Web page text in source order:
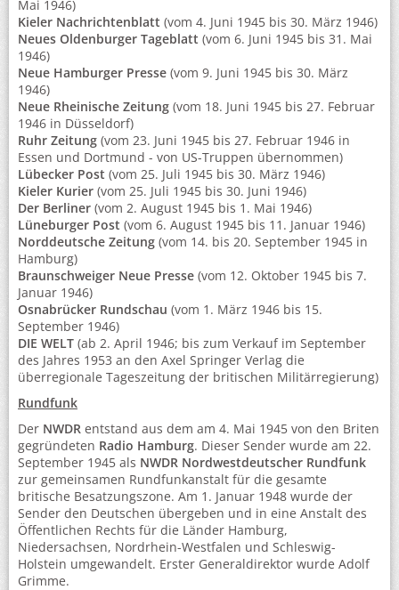
Mai 1946)
Kieler Nachrichtenblatt (vom 4. Juni 1945 bis 30. März 1946)
Neues Oldenburger Tageblatt (vom 6. Juni 1945 bis 31. Mai
1946)
Neue Hamburger Presse (vom 9. Juni 1945 bis 30. März
1946)
Neue Rheinische Zeitung (vom 18. Juni 1945 bis 27. Februar
1946 in Düsseldorf)
Ruhr Zeitung (vom 23. Juni 1945 bis 27. Februar 1946 in
Essen und Dortmund - von US-Truppen übernommen)
Lübecker Post (vom 25. Juli 1945 bis 30. März 1946)
Kieler Kurier (vom 25. Juli 1945 bis 30. Juni 1946)
Der Berliner (vom 2. August 1945 bis 1. Mai 1946)
Lüneburger Post (vom 6. August 1945 bis 11. Januar 1946)
Norddeutsche Zeitung (vom 14. bis 20. September 1945 in
Hamburg)
Braunschweiger Neue Presse (vom 12. Oktober 1945 bis 7.
Januar 1946)
Osnabrücker Rundschau (vom 1. März 1946 bis 15.
September 1946)
DIE WELT (ab 2. April 1946; bis zum Verkauf im September
des Jahres 1953 an den Axel Springer Verlag die
überregionale Tageszeitung der britischen Militärregierung)
Rundfunk
Der NWDR entstand aus dem am 4. Mai 1945 von den Briten
gegründeten Radio Hamburg. Dieser Sender wurde am 22.
September 1945 als NWDR Nordwestdeutscher Rundfunk
zur gemeinsamen Rundfunkanstalt für die gesamte
britische Besatzungszone. Am 1. Januar 1948 wurde der
Sender den Deutschen übergeben und in eine Anstalt des
Öffentlichen Rechts für die Länder Hamburg,
Niedersachsen, Nordrhein-Westfalen und Schleswig-
Holstein umgewandelt. Erster Generaldirektor wurde Adolf
Grimme.